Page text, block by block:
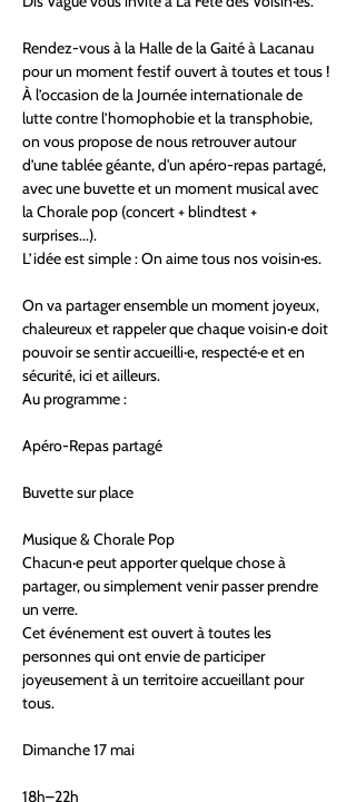
Rendez-vous à la Halle de la Gaité à Lacanau
pour un moment festif ouvert à toutes et tous !
À l’occasion de la Journée internationale de
lutte contre l’homophobie et la transphobie,
on vous propose de nous retrouver autour
d’une tablée géante, d'un apéro-repas partagé,
avec une buvette et un moment musical avec
la Chorale pop (concert + blindtest +
surprises...).
L’idée est simple : On aime tous nos voisin·es.
On va partager ensemble un moment joyeux,
chaleureux et rappeler que chaque voisin·e doit
pouvoir se sentir accueilli·e, respecté·e et en
sécurité, ici et ailleurs.
Au programme :
Apéro-Repas partagé
Buvette sur place
Musique & Chorale Pop
Chacun·e peut apporter quelque chose à
partager, ou simplement venir passer prendre
un verre.
Cet événement est ouvert à toutes les
personnes qui ont envie de participer
joyeusement à un territoire accueillant pour
tous.
Dimanche 17 mai
18h–22h